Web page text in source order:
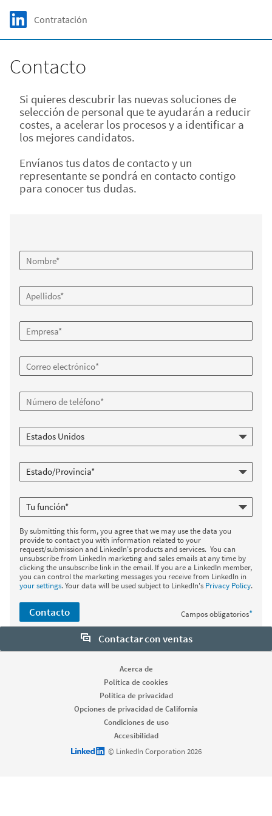
Skip to main content
LinkedIn Logo
Contratación
Contacto
Si quieres descubrir las nuevas soluciones de
selección de personal que te ayudarán a reducir
costes, a acelerar los procesos y a identificar a
los mejores candidatos.
Envíanos tus datos de contacto y un
representante se pondrá en contacto contigo
para conocer tus dudas.
By submitting this form, you agree that we may use the data you
provide to contact you with information related to your
request/submission and LinkedIn's products and services. You can
unsubscribe from LinkedIn marketing and sales emails at any time by
clicking the unsubscribe link in the email. If you are a LinkedIn member,
you can control the marketing messages you receive from LinkedIn in
your settings. Your data will be used subject to LinkedIn's Privacy Policy.
Campos obligatorios*
Contacto
Contactar con ventas
Acerca de
Política de cookies
Política de privacidad
Opciones de privacidad de California
Condiciones de uso
Accesibilidad
LinkedIn logo© LinkedIn Corporation 2026